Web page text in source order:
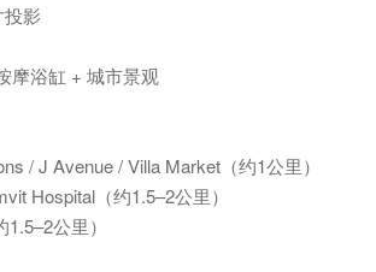
投影
摩浴缸 + 城市景观
/ J Avenue / Villa Market（约1公里）
Hospital（约1.5–2公里）
公里）